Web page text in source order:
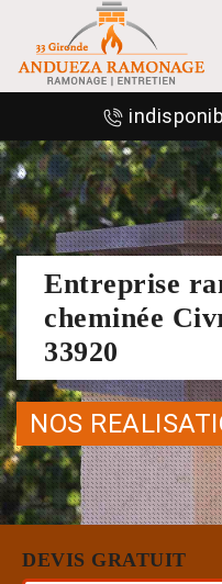
Entreprise
cheminée
33920
NOS
DEVIS GRATUIT